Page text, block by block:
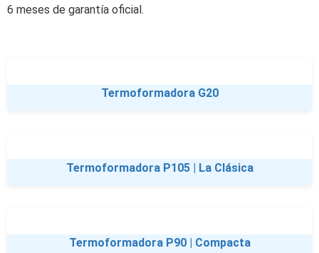
6 meses de garantía oficial.
Termoformadora G20
Termoformadora P105 | La Clásica
Termoformadora P90 | Compacta